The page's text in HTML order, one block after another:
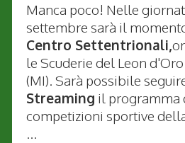
Manca poco! Nelle
settembre sarà il
Centro Settentrionali,
le Scuderie del Leon
(MI). Sarà possibile
Streaming il programma
competizioni sportive
...